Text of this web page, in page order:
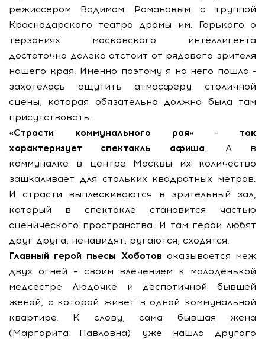
режиссером Вадимом Романовым с труппой
Краснодарского театра драмы им. Горького о
терзаниях московского интеллигента
достаточно далеко отстоит от рядового зрителя
нашего края. Именно поэтому я на него пошла -
захотелось ощутить атмосферу столичной
сцены, которая обязательно должна была там
присутствовать.
«Страсти коммунального рая» - так
характеризует спектакль афиша. А в
коммуналке в центре Москвы их количество
зашкаливает для стольких квадратных метров.
И страсти выплескиваются в зрительный зал,
который в спектакле становится частью
сценического пространства. И там герои любят
друг друга, ненавидят, ругаются, сходятся.
Главный герой пьесы Хоботов оказывается меж
двух огней – своим влечением к молоденькой
медсестре Людочке и деспотичной бывшей
женой, с которой живет в одной коммунальной
квартире. К слову, сама бывшая жена
(Маргарита Павловна) уже нашла другого